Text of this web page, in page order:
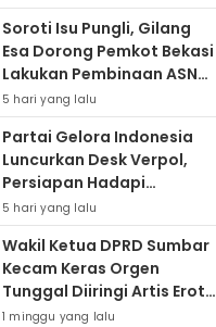
Soroti Isu Pungli, Gilang
Esa Dorong Pemkot Bekasi
Lakukan Pembinaan ASN
Hingga Bentuk Satgas
5 hari yang lalu
Partai Gelora Indonesia
Luncurkan Desk Verpol,
Persiapan Hadapi
Verifikasi KPU Untuk Pemilu
2029
5 hari yang lalu
Wakil Ketua DPRD Sumbar
Kecam Keras Orgen
Tunggal Diiringi Artis Erotis
Di Kuranji
1 minggu yang lalu